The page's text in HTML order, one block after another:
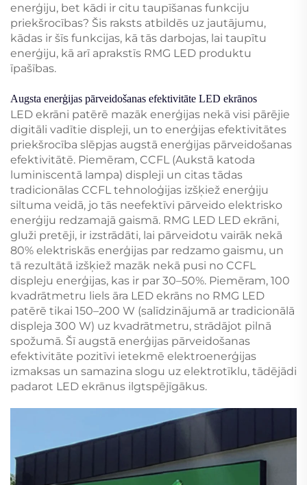
enerģiju, bet kādi ir citu taupīšanas funkciju
priekšrocības? Šis raksts atbildēs uz jautājumu,
kādas ir šīs funkcijas, kā tās darbojas, lai taupītu
enerģiju, kā arī aprakstīs RMG LED produktu
īpašības.
Augsta enerģijas pārveidošanas efektivitāte LED ekrānos
LED ekrāni patērē mazāk enerģijas nekā visi pārējie
digitāli vadītie displeji, un to enerģijas efektivitātes
priekšrocība slēpjas augstā enerģijas pārveidošanas
efektivitātē. Piemēram, CCFL (Aukstā katoda
luminiscentā lampa) displeji un citas tādas
tradicionālas CCFL tehnoloģijas izšķiež enerģiju
siltuma veidā, jo tās neefektīvi pārveido elektrisko
enerģiju redzamajā gaismā. RMG LED LED ekrāni,
gluži pretēji, ir izstrādāti, lai pārveidotu vairāk nekā
80% elektriskās enerģijas par redzamo gaismu, un
tā rezultātā izšķiež mazāk nekā pusi no CCFL
displeju enerģijas, kas ir par 30–50%. Piemēram, 100
kvadrātmetru liels āra LED ekrāns no RMG LED
patērē tikai 150–200 W (salīdzinājumā ar tradicionālā
displeja 300 W) uz kvadrātmetru, strādājot pilnā
spožumā. Šī augstā enerģijas pārveidošanas
efektivitāte pozitīvi ietekmē elektroenerģijas
izmaksas un samazina slogu uz elektrotīklu, tādējādi
padarot LED ekrānus ilgtspējīgākus.